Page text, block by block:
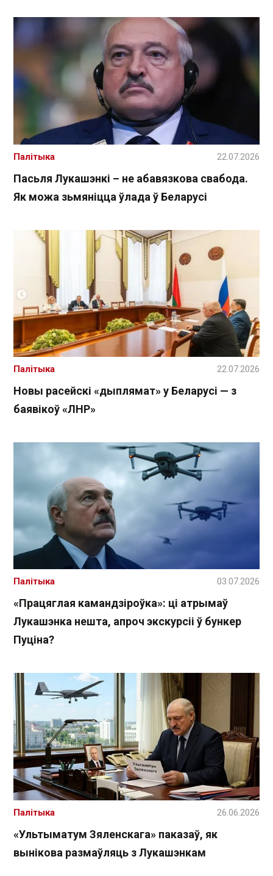
Пасьля Лукашэнкі – не абавязкова свабода.
Як можа зьмяніцца ўлада ў Беларусі
Палітыка 22.07.2026
Новы расейскі «дыплямат» у Беларусі — з
баявікоў «ЛНР»
Палітыка 22.07.2026
«Працяглая камандзіроўка»: ці атрымаў
Лукашэнка нешта, апроч экскурсіі ў бункер
Пуціна?
Палітыка 03.07.2026
«Ультыматум Зяленскага» паказаў, як
вынікова размаўляць з Лукашэнкам
Палітыка 26.06.2026